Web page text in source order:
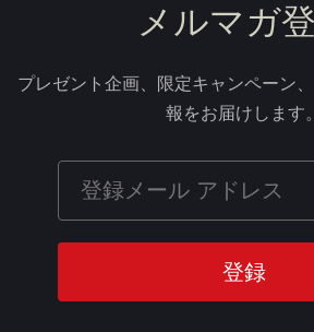
メルマガ
プレゼント企画、限定キャンペーン
報をお届けします。